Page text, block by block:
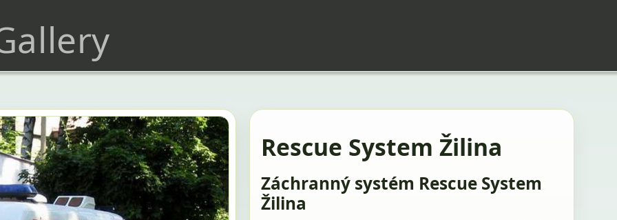
Rescue System Žilina
Záchranný systém Rescue System
Žilina